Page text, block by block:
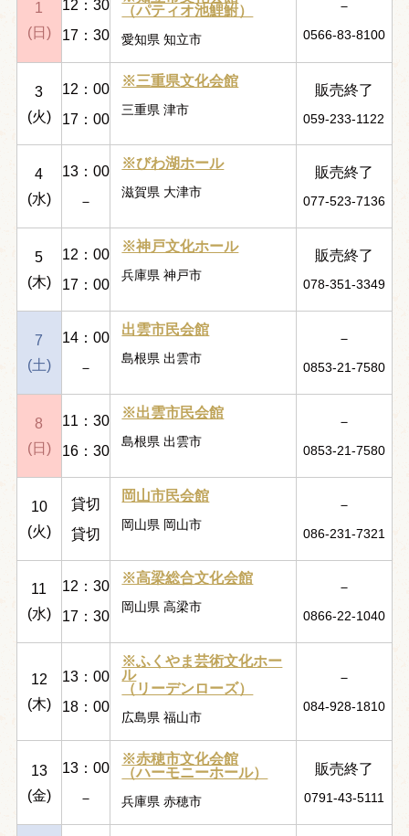
1
(日)
12：30
17：30
（パティオ池鯉鮒）
愛知県 知立市
－
0566-83-8100
3
(火)
12：00
17：00
※三重県文化会館
三重県 津市
販売終了
059-233-1122
4
(水)
13：00
－
※びわ湖ホール
滋賀県 大津市
販売終了
077-523-7136
5
(木)
12：00
17：00
※神戸文化ホール
兵庫県 神戸市
販売終了
078-351-3349
7
(土)
14：00
－
出雲市民会館
島根県 出雲市
－
0853-21-7580
8
(日)
11：30
16：30
※出雲市民会館
島根県 出雲市
－
0853-21-7580
10
(火)
貸切
貸切
岡山市民会館
岡山県 岡山市
－
086-231-7321
11
(水)
12：30
17：30
※高梁総合文化会館
岡山県 高梁市
－
0866-22-1040
12
(木)
13：00
18：00
※ふくやま芸術文化ホー
ル
（リーデンローズ）
広島県 福山市
－
084-928-1810
13
(金)
13：00
－
※赤穂市文化会館
（ハーモニーホール）
兵庫県 赤穂市
販売終了
0791-43-5111